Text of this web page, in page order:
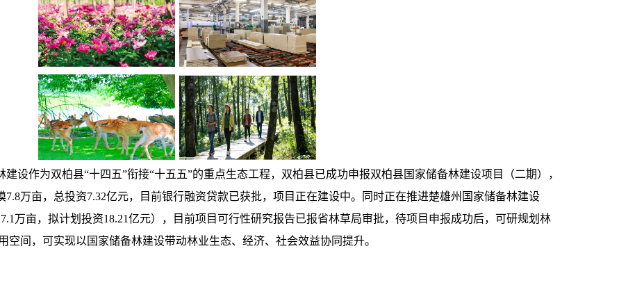
建设作为双柏县“十四五”衔接“十五五”的重点生态工程，双柏县已成功申报双柏县国家储备林建设项目（二期），
万亩，总投资7.32亿元，目前银行融资贷款已获批，项目正在建设中。同时正在推进楚雄州国家储备林建设
万亩，拟计划投资18.21亿元），目前项目可行性研究报告已报省林草局审批，待项目申报成功后，可研规划林
空间，可实现以国家储备林建设带动林业生态、经济、社会效益协同提升。